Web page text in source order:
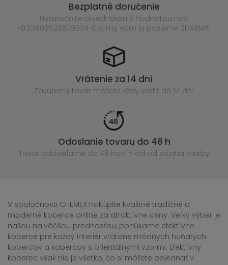
Bezplatné doručenie
Uskutočnite objednávku s hodnotou nad
-0.23809523809524 € a my vám ju pošleme ZDARMA!
Vrátenie za 14 dní
Zakúpený tovar môžete vždy vrátiť do 14 dní
Odoslanie tovaru do 48 h
Tovar odosielame do 48 hodín od od prijatia platby
V spoločnosti CHEMEX nakúpite kvalitné tradičné a
moderné koberce online za atraktívne ceny. Veľký výber je
našou najväčšou prednosťou, ponúkame efektívne
koberce pre každý interiér vrátane módnych huňatých
kobercov a kobercov s orientálnymi vzormi. Efektívny
koberec však nie je všetko, čo si môžete objednať v